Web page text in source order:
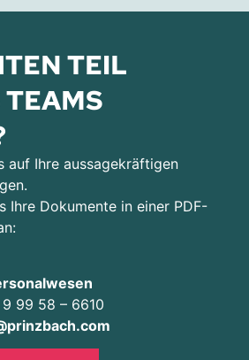
TEIL
TEAMS
auf Ihre aussagekräftigen
Ihre Dokumente in einer PDF-
99 58 – 6610